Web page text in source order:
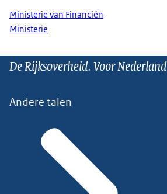
Ministerie van Financiën
Ministerie
De Rijksoverheid. Voor Nederland
Andere talen